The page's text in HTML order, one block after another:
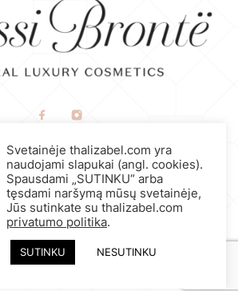
Privatumo politika
Prekių grąžinimo politika
visos teisės saugomos. Sprendimas
www.agam.lt
Svetainėje thalizabel.com yra
naudojami slapukai (angl. cookies).
Spausdami „SUTINKU“ arba
tęsdami naršymą mūsų svetainėje,
Jūs sutinkate su thalizabel.com
privatumo politika.
SUTINKU NESUTINKU